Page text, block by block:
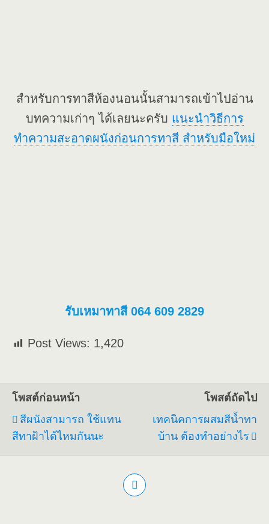
สำหรับการทาสีห้องนอนนั้นสามารถเข้าไปอ่าน
บทความเก่าๆ ได้เลยนะครับ แนะนำวิธีการ
ทำความสะอาดผนังก่อนการทาสี สำหรับมือใหม่
รับเหมาทาสี 064 609 2829
Post Views: 1,420
โพสต์ก่อนหน้า
สีผนังสามารถ ใช้แทน
สีทาฝ้าได้ไหมกันนะ
โพสต์ถัดไป
เทคนิคการผสมสีน้ำทา
บ้าน ต้องทำอย่างไร